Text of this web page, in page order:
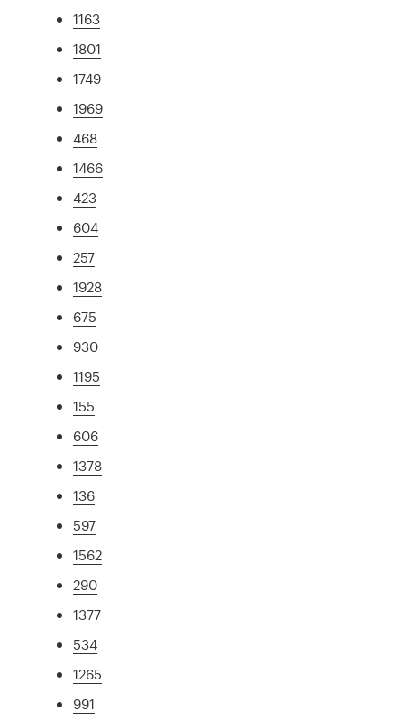
1163
1801
1749
1969
468
1466
423
604
257
1928
675
930
1195
155
606
1378
136
597
1562
290
1377
534
1265
991